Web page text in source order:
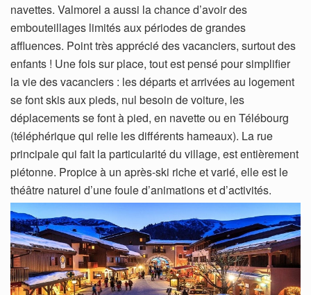
navettes. Valmorel a aussi la chance d’avoir des
embouteillages limités aux périodes de grandes
affluences. Point très apprécié des vacanciers, surtout des
enfants ! Une fois sur place, tout est pensé pour simplifier
la vie des vacanciers : les départs et arrivées au logement
se font skis aux pieds, nul besoin de voiture, les
déplacements se font à pied, en navette ou en Télébourg
(téléphérique qui relie les différents hameaux). La rue
principale qui fait la particularité du village, est entièrement
piétonne. Propice à un après-ski riche et varié, elle est le
théâtre naturel d’une foule d’animations et d’activités.